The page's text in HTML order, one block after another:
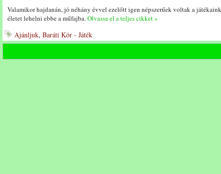
Valamikor hajdanán, jó néhány évvel ezelőtt igen népszerűek voltak a
életet lehelni ebbe a műfajba.Olvassa el a teljes cikket »
Ajánljuk, Baráti Kör - Játék